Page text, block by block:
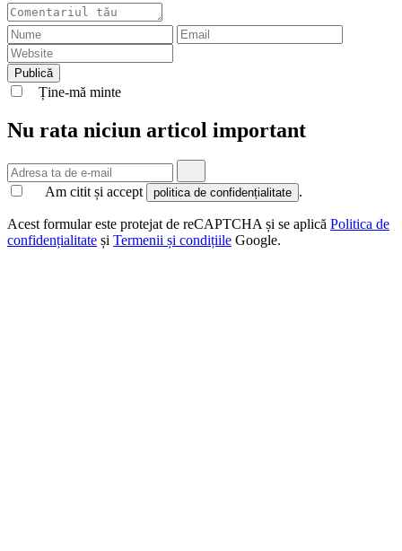
Ține-mă minte
Nu rata niciun articol important
Am citit și accept politica de confidențialitate .
Acest formular este protejat de reCAPTCHA și se aplică Politica de
confidențialitate și Termenii și condițiile Google.